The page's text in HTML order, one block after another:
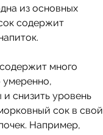
из основных
содержит
много
умеренно,
снизить уровень
сок в свой
Например,